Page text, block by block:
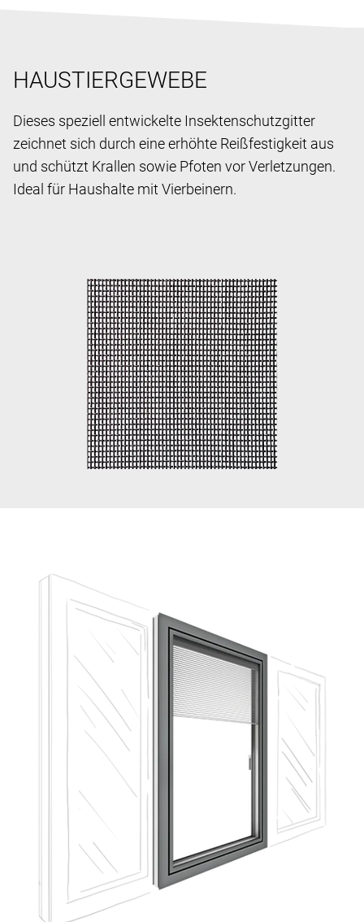
HAUSTIERGEWEBE
Dieses speziell entwickelte Insektenschutzgitter
zeichnet sich durch eine erhöhte Reißfestigkeit aus
und schützt Krallen sowie Pfoten vor Verletzungen.
Ideal für Haushalte mit Vierbeinern.